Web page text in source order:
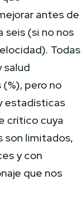
antes de
seis (si no nos
Todas
salud
pero no
estadísticas
crítico cuya
son limitados,
y con
que nos